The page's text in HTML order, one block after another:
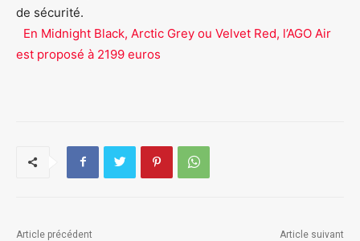
de sécurité.
En Midnight Black, Arctic Grey ou Velvet Red, l’AGO Air
est proposé à 2199 euros
Article précédent Article suivant